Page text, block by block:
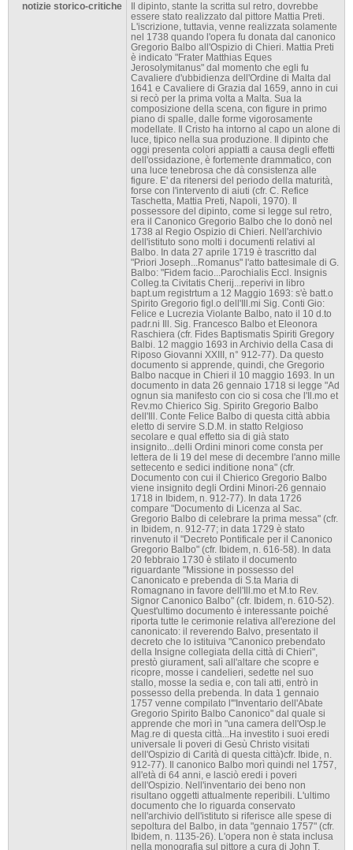
notizie storico-critiche
Il dipinto, stante la scritta sul retro, dovrebbe
essere stato realizzato dal pittore Mattia Preti.
L'iscrizione, tuttavia, venne realizzata solamente
nel 1738 quando l'opera fu donata dal canonico
Gregorio Balbo all'Ospizio di Chieri. Mattia Preti
è indicato "Frater Matthias Eques
Jerosolymitanus" dal momento che egli fu
Cavaliere d'ubbidienza dell'Ordine di Malta dal
1641 e Cavaliere di Grazia dal 1659, anno in cui
si recò per la prima volta a Malta. Sua la
composizione della scena, con figure in primo
piano di spalle, dalle forme vigorosamente
modellate. Il Cristo ha intorno al capo un alone di
luce, tipico nella sua produzione. Il dipinto che
oggi presenta colori appiatti a causa degli effetti
dell'ossidazione, è fortemente drammatico, con
una luce tenebrosa che dà consistenza alle
figure. E' da ritenersi del periodo della maturità,
forse con l'intervento di aiuti (cfr. C. Refice
Taschetta, Mattia Preti, Napoli, 1970). Il
possessore del dipinto, come si legge sul retro,
era il Canonico Gregorio Balbo che lo donò nel
1738 al Regio Ospizio di Chieri. Nell'archivio
dell'istituto sono molti i documenti relativi al
Balbo. In data 27 aprile 1719 è trascritto dal
"Priori Joseph...Romanus" l'atto battesimale di G.
Balbo: "Fidem facio...Parochialis Eccl. Insignis
Colleg.ta Civitatis Cherij...reperivi in libro
bapt.um registrtum a 12 Maggio 1693: s'è batt.o
Spirito Gregorio figl.o dell'Ill.mi Sig. Conti Gio:
Felice e Lucrezia Violante Balbo, nato il 10 d.to
padr.ni Ill. Sig. Francesco Balbo et Eleonora
Raschiera (cfr. Fides Baptismatis Spiriti Gregory
Balbi. 12 maggio 1693 in Archivio della Casa di
Riposo Giovanni XXIII, n° 912-77). Da questo
documento si apprende, quindi, che Gregorio
Balbo nacque in Chieri il 10 maggio 1693. In un
documento in data 26 gennaio 1718 si legge "Ad
ognun sia manifesto con cio si cosa che l'Il.mo et
Rev.mo Chierico Sig. Spirito Gregorio Balbo
dell'Ill. Conte Felice Balbo di questa città abbia
eletto di servire S.D.M. in statto Relgioso
secolare e qual effetto sia di già stato
insignito...delli Ordini minori come consta per
lettera de li 19 del mese di decembre l'anno mille
settecento e sedici inditione nona" (cfr.
Documento con cui il Chierico Gregorio Balbo
viene insignito degli Ordini Minori-26 gennaio
1718 in Ibidem, n. 912-77). In data 1726
compare "Documento di Licenza al Sac.
Gregorio Balbo di celebrare la prima messa" (cfr.
in Ibidem, n. 912-77; in data 1729 è stato
rinvenuto il "Decreto Pontificale per il Canonico
Gregorio Balbo" (cfr. Ibidem, n. 616-58). In data
20 febbraio 1730 è stilato il documento
riguardante "Missione in possesso del
Canonicato e prebenda di S.ta Maria di
Romagnano in favore dell'Ill.mo et M.to Rev.
Signor Canonico Balbo" (cfr. Ibidem, n. 610-52).
Quest'ultimo documento è interessante poiché
riporta tutte le cerimonie relativa all'erezione del
canonicato: il reverendo Balvo, presentato il
decreto che lo istituiva "Canonico prebendato
della Insigne collegiata della città di Chieri",
prestò giurament, salì all'altare che scopre e
ricopre, mosse i candelieri, sedette nel suo
stallo, mosse la sedia e, con tali atti, entrò in
possesso della prebenda. In data 1 gennaio
1757 venne compilato l'"Inventario dell'Abate
Gregorio Spirito Balbo Canonico" dal quale si
apprende che morì in "una camera dell'Osp.le
Mag.re di questa città...Ha investito i suoi eredi
universale li poveri di Gesù Christo visitati
dell'Ospizio di Carità di questa città)cfr. Ibide, n.
912-77). Il canonico Balbo morì quindi nel 1757,
all'età di 64 anni, e lasciò eredi i poveri
dell'Ospizio. Nell'inventario dei beno non
risultano oggetti attualmente reperibili. L'ultimo
documento che lo riguarda conservato
nell'archivio dell'istituto si riferisce alle spese di
sepoltura del Balbo, in data "gennaio 1757" (cfr.
Ibidem, n. 1135-26). L'opera non è stata inclusa
nella monografia sul pittore a cura di John T.